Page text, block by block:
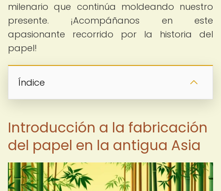
milenario que continúa moldeando nuestro
presente. ¡Acompáñanos en este
apasionante recorrido por la historia del
papel!
Índice
Introducción a la fabricación
del papel en la antigua Asia